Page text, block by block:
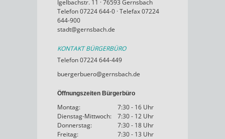
Igelbachstr. 11 · 76593 Gernsbach
Telefon 07224 644-0 · Telefax 07224
644-900
stadt@gernsbach.de
KONTAKT BÜRGERBÜRO
Telefon 07224 644-449
buergerbuero@gernsbach.de
Öffnungszeiten Bürgerbüro
Montag:
7:30 - 16 Uhr
Dienstag-Mittwoch:
7:30 - 12 Uhr
Donnerstag:
7:30 - 18 Uhr
Freitag:
7:30 - 13 Uhr